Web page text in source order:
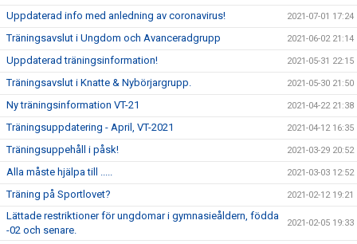
Uppdaterad info med anledning av coronavirus! 2021-07-01 17:24
Träningsavslut i Ungdom och Avanceradgrupp 2021-06-02 21:14
Uppdaterad träningsinformation! 2021-05-31 22:15
Träningsavslut i Knatte & Nybörjargrupp. 2021-05-30 21:50
Ny träningsinformation VT-21 2021-04-22 21:38
Träningsuppdatering - April, VT-2021 2021-04-12 16:35
Träningsuppehåll i påsk! 2021-03-29 20:52
Alla måste hjälpa till ..... 2021-03-03 12:52
Träning på Sportlovet? 2021-02-12 19:21
Lättade restriktioner för ungdomar i gymnasieåldern, födda
-02 och senare.
2021-02-05 19:33